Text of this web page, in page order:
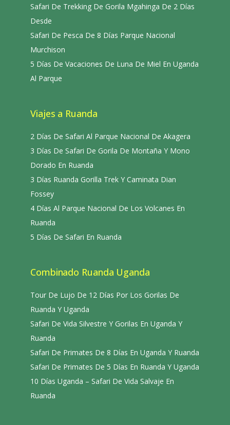
Safari De Trekking De Gorila Mgahinga De 2 Días
Desde
Safari De Pesca De 8 Días Parque Nacional
Murchison
5 Días De Vacaciones De Luna De Miel En Uganda
Al Parque
Viajes a Ruanda
2 Días De Safari Al Parque Nacional De Akagera
3 Días De Safari De Gorila De Montaña Y Mono
Dorado En Ruanda
3 Días Ruanda Gorilla Trek Y Caminata Dian
Fossey
4 Días Al Parque Nacional De Los Volcanes En
Ruanda
5 Días De Safari En Ruanda
Combinado Ruanda Uganda
Tour De Lujo De 12 Días Por Los Gorilas De
Ruanda Y Uganda
Safari De Vida Silvestre Y Gorilas En Uganda Y
Ruanda
Safari De Primates De 8 Días En Uganda Y Ruanda
Safari De Primates De 5 Días En Ruanda Y Uganda
10 Días Uganda – Safari De Vida Salvaje En
Ruanda